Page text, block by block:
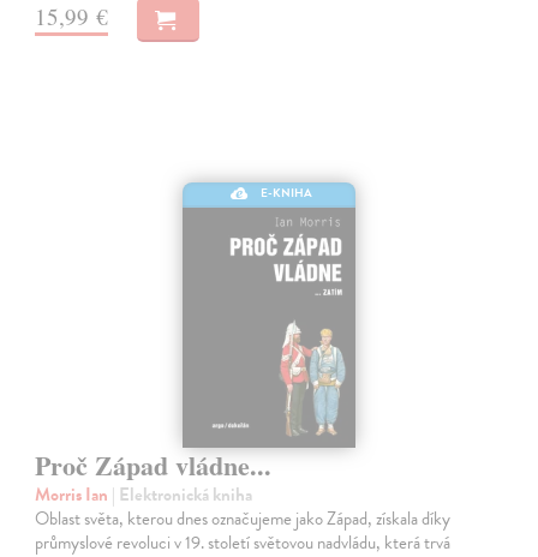
15,99 €
E-KNIHA
Proč Západ vládne...
Morris Ian | Elektronická kniha
Oblast světa, kterou dnes označujeme jako Západ, získala díky
průmyslové revoluci v 19. století světovou nadvládu, která trvá